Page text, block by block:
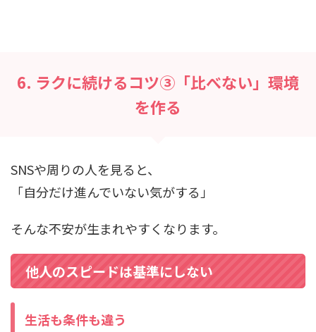
6. ラクに続けるコツ③「比べない」環境
を作る
SNSや周りの人を見ると、
「自分だけ進んでいない気がする」
そんな不安が生まれやすくなります。
他人のスピードは基準にしない
生活も条件も違う